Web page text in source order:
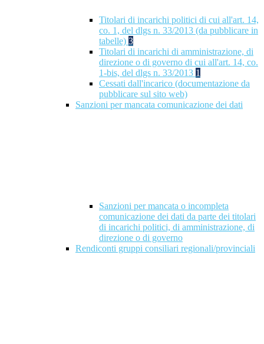
Titolari di incarichi politici di cui all'art. 14,
co. 1, del dlgs n. 33/2013 (da pubblicare in
tabelle) 3
Titolari di incarichi di amministrazione, di
direzione o di governo di cui all'art. 14, co.
1-bis, del dlgs n. 33/2013 1
Cessati dall'incarico (documentazione da
pubblicare sul sito web)
Sanzioni per mancata comunicazione dei dati
Sanzioni per mancata o incompleta
comunicazione dei dati da parte dei titolari
di incarichi politici, di amministrazione, di
direzione o di governo
Rendiconti gruppi consiliari regionali/provinciali